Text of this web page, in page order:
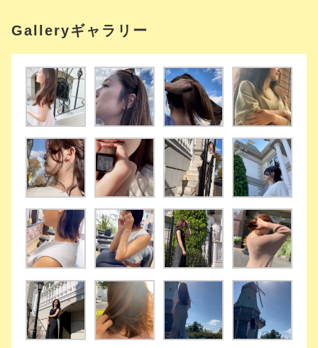
Galleryギャラリー